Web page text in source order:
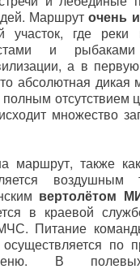
Маршруточень
участок, где реки
и
а в
абсолютная дикая
полным отсутствием
множество
маршрут, также
воздушным
вертолётом
в краевой
Питание
по
В